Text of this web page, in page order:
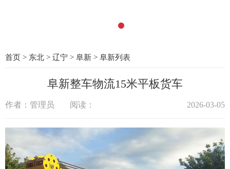
首页 > 东北 > 辽宁 > 阜新 > 阜新列表
阜新整车物流15米平板货车
作者：管理员 阅读： 2026-03-05